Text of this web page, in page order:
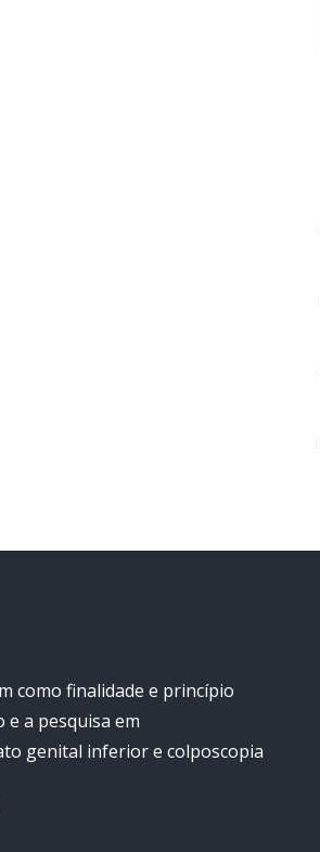
como finalidade e princípio
e a pesquisa em
genital inferior e colposcopia